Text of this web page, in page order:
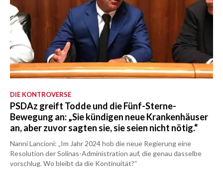
DIE KONTROVERSE
PSDAz greift Todde und die Fünf-Sterne-
Bewegung an: „Sie kündigen neue Krankenhäuser
an, aber zuvor sagten sie, sie seien nicht nötig.“
Nanni Lancioni: „Im Jahr 2024 hob die neue Regierung eine
Resolution der Solinas-Administration auf, die genau dasselbe
vorschlug. Wo bleibt da die Kontinuität?“